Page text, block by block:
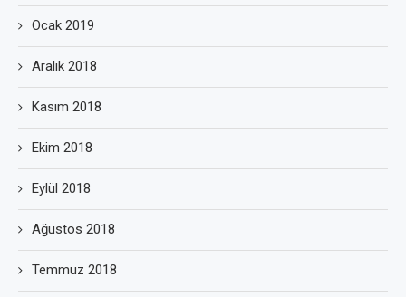
Ocak 2019
Aralık 2018
Kasım 2018
Ekim 2018
Eylül 2018
Ağustos 2018
Temmuz 2018